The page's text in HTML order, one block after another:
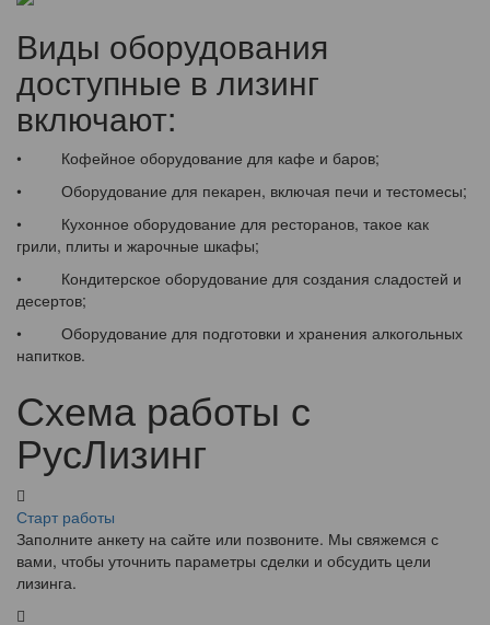
Виды оборудования
доступные в лизинг
включают:
• Кофейное оборудование для кафе и баров;
• Оборудование для пекарен, включая печи и тестомесы;
• Кухонное оборудование для ресторанов, такое как
грили, плиты и жарочные шкафы;
• Кондитерское оборудование для создания сладостей и
десертов;
• Оборудование для подготовки и хранения алкогольных
напитков.
Схема работы с
РусЛизинг
Старт работы
Заполните анкету на сайте или позвоните. Мы свяжемся с
вами, чтобы уточнить параметры сделки и обсудить цели
лизинга.